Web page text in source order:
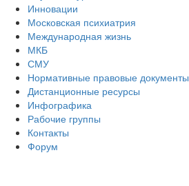
Инновации
Московская психиатрия
Международная жизнь
МКБ
СМУ
Нормативные правовые документы
Дистанционные ресурсы
Инфографика
Рабочие группы
Контакты
Форум